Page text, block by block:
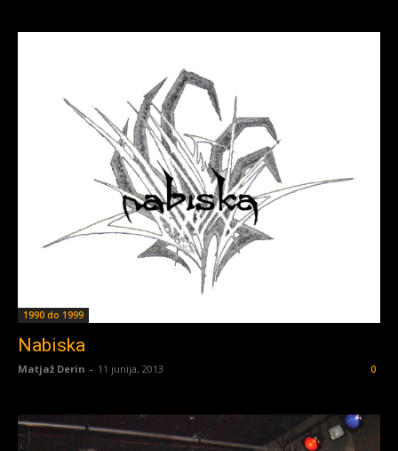
1990 do 1999
Nabiska
Matjaž Derin - 11 junija, 2013 0